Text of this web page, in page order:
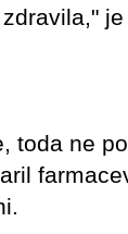
je
toda ne